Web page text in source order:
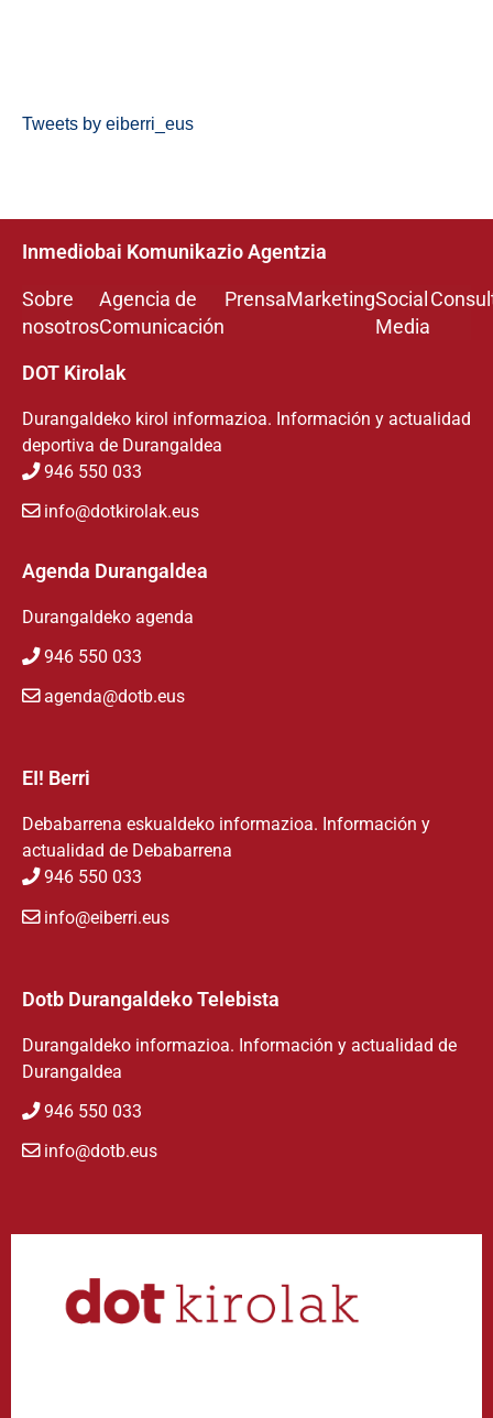
Tweets by eiberri_eus
Inmediobai Komunikazio Agentzia
Sobre
nosotros
Agencia de
Comunicación
PrensaMarketingSocial
Media
DOT Kirolak
Durangaldeko kirol informazioa. Información y actualidad
deportiva de Durangaldea
946 550 033
info@dotkirolak.eus
Agenda Durangaldea
Durangaldeko agenda
946 550 033
agenda@dotb.eus
EI! Berri
Debabarrena eskualdeko informazioa. Información y
actualidad de Debabarrena
946 550 033
info@eiberri.eus
Dotb Durangaldeko Telebista
Durangaldeko informazioa. Información y actualidad de
Durangaldea
946 550 033
info@dotb.eus